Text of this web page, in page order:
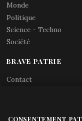
Monde
Politique
Science - Techno
Société
BRAVE PATRIE
Contact
Acces gouvernement
CONSENTEMENT